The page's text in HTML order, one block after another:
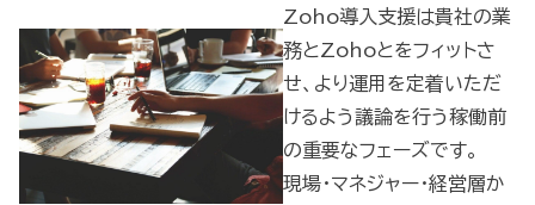
Zoho導入支援は貴社の業
務とZohoとをフィットさ
せ、より運用を定着いただ
けるよう議論を行う稼働前
の重要なフェーズです。
現場・マネジャー・経営層か